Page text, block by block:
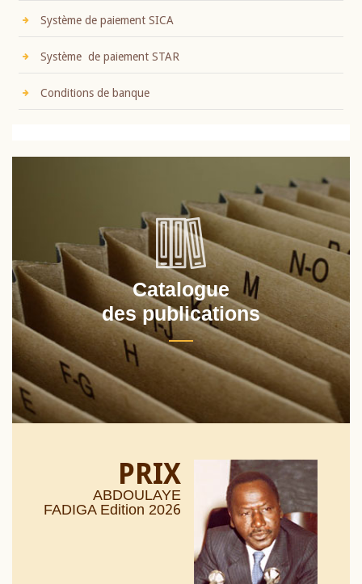
Système de paiement SICA
Système de paiement STAR
Conditions de banque
Catalogue
des publications
PRIX
ABDOULAYE
FADIGA Edition 2026